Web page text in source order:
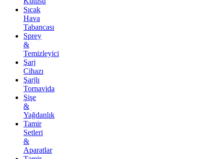
Sıcak
Hava
Tabancası
Sprey
&
Temizleyici
Şarj
Cihazı
Şarjlı
Tornavida
Şişe
&
Yağdanlık
Tamir
Setleri
&
Aparatlar